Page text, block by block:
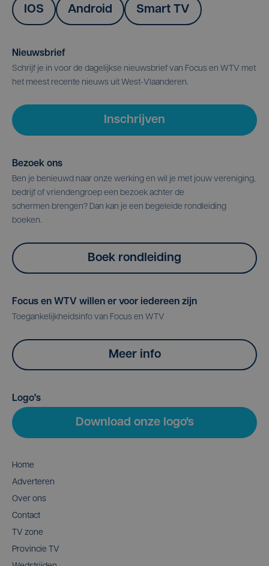
IOS Android Smart TV
Nieuwsbrief
Schrijf je in voor de dagelijkse nieuwsbrief van Focus en WTV met
het meest recente nieuws uit West-Vlaanderen.
Inschrijven
Bezoek ons
Ben je benieuwd naar onze werking en wil je met jouw vereniging,
bedrijf of vriendengroep een bezoek achter de
schermen brengen? Dan kan je een begeleide rondleiding
boeken.
Boek rondleiding
Focus en WTV willen er voor iedereen zijn
Toegankelijkheidsinfo van Focus en WTV
Meer info
Logo's
Download onze logo's
Home
Adverteren
Over ons
Contact
TV zone
Provincie TV